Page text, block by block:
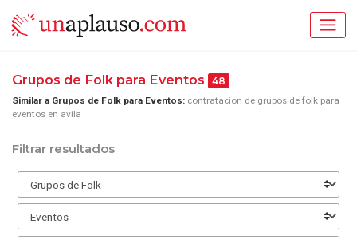
Grupos de Folk para Eventos 48
Similar a Grupos de Folk para Eventos: contratacion de grupos de folk para
eventos en avila
Filtrar resultados